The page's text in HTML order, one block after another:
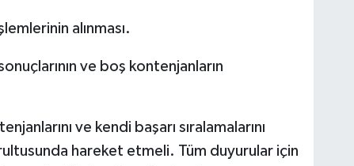
alınması.
ve boş kontenjanların
ve kendi başarı sıralamalarını
hareket etmeli. Tüm duyurular için